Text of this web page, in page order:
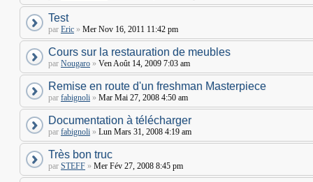
Test
par Eric » Mer Nov 16, 2011 11:42 pm
Cours sur la restauration de meubles
par Nougaro » Ven Août 14, 2009 7:03 am
Remise en route d'un freshman Masterpiece
par fabignoli » Mar Mai 27, 2008 4:50 am
Documentation à télécharger
par fabignoli » Lun Mars 31, 2008 4:19 am
Très bon truc
par STEFF » Mer Fév 27, 2008 8:45 pm